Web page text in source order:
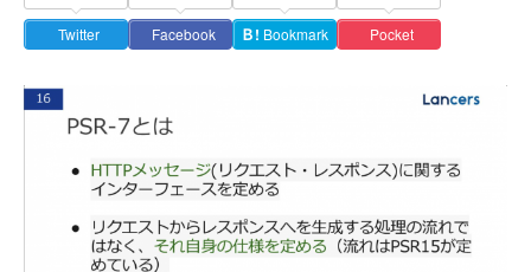
Twitter Facebook Ｂ! Bookmark Pocket